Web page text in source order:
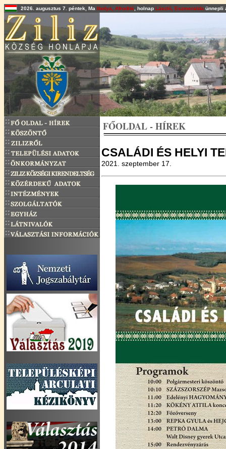
2026. augusztus 7. péntek, Ma Ibolya, Afrodité , holnap László, Eszmeralda ünnepli
FŐOLDAL - HÍREK
CSALÁDI ÉS HELYI
2021. szeptember 17.